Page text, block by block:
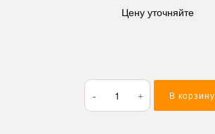
Цену уточняйте
Количество
товара
Радиатор
В корзину